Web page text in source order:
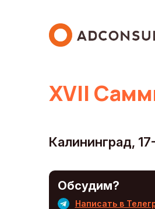
XVII
Калининград,
Обсудим?
Написать в